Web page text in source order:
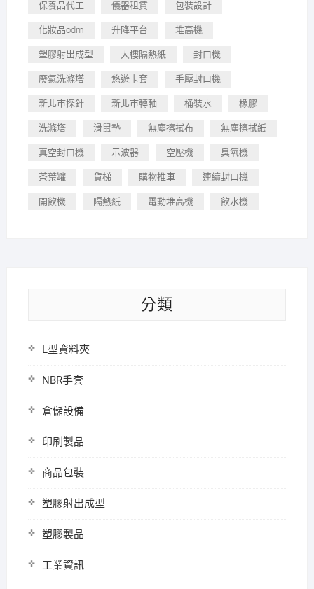
保養品代工 儀器租賃 包裝設計
化妝品odm 升降平台 堆高機
塑膠射出成型 大樓隔熱紙 封口機
廢氣洗滌塔 悠遊卡套 手壓封口機
新北市探針 新北市轉軸 桶裝水 橡膠
洗滌塔 滑鼠墊 無塵擦拭布 無塵擦拭紙
真空封口機 示波器 空壓機 臭氧機
茶葉罐 貨梯 購物推車 連續封口機
開飲機 隔熱紙 電動堆高機 飲水機
分類
L型資料夾
NBR手套
倉儲設備
印刷製品
商品包裝
塑膠射出成型
塑膠製品
工業資訊